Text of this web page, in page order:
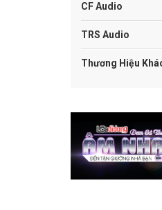
CF Audio
TRS Audio
Thương Hiệu